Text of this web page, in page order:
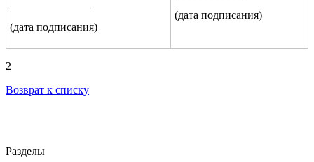
(дата подписания)
(дата подписания)
2
Возврат к списку
Разделы